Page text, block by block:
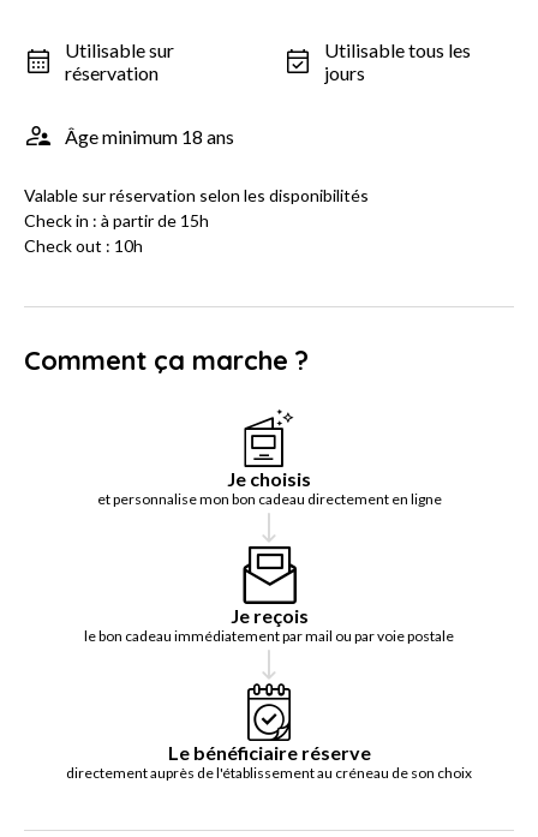
Utilisable sur
réservation
Utilisable tous les
jours
Âge minimum 18 ans
Valable sur réservation selon les disponibilités
Check in : à partir de 15h
Check out : 10h
Comment ça marche ?
Je choisis
et personnalise mon bon cadeau directement en ligne
Je reçois
le bon cadeau immédiatement par mail ou par voie postale
Le bénéficiaire réserve
directement auprès de l'établissement au créneau de son choix